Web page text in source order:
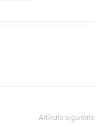
Artículo siguiente